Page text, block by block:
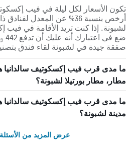
تكون الأسعار لكل ليلة في فيب
لشبونة. إذا كنت تريد الأقامة في فيب
صفقة جيدة في لشبونة لقاء فندق بتصنيف 4-
ما مدى قرب فيب إكسكوتيف
مطار، مطار بورتيلا لشبونة؟
ما مدى قرب فيب إكسكوتيف
مدينة لشبونة؟
عرض المزيد من الأسئلة